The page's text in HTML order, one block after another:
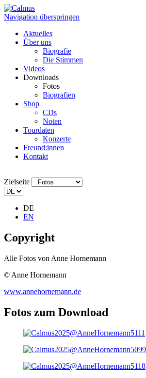
Navigation überspringen
Aktuelles
Über uns
Biografie
Die Stimmen
Videos
Downloads
Fotos
Biografien
Shop
CDs
Noten
Tourdaten
Konzerte
Freund:innen
Kontakt
Zielseite
DE
EN
Copyright
Alle Fotos von Anne Hornemann
© Anne Hornemann
www.annehornemann.de
Fotos zum Download